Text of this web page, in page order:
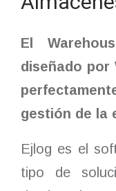
El
diseñado
gestión de la
Ejlog es el
tipo de